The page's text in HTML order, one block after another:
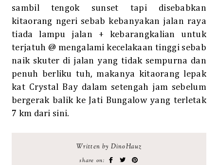
sambil tengok sunset tapi disebabkan
kitaorang ngeri sebab kebanyakan jalan raya
tiada lampu jalan + kebarangkalian untuk
terjatuh @ mengalami kecelakaan tinggi sebab
naik skuter di jalan yang tidak sempurna dan
penuh berliku tuh, makanya kitaorang lepak
kat Crystal Bay dalam setengah jam sebelum
bergerak balik ke Jati Bungalow yang terletak
7 km dari sini.
Written by DinoHauz
share on: